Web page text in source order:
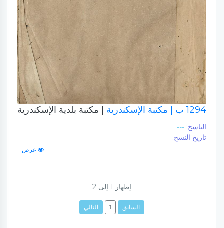
1294 ب | مكتبة الإسكندرية | مكتبة بلدية الإسكندرية
الناسخ: ---
تاريخ النسخ: ---
عرض
إظهار 1 إلى 2
السابق 1 التالي